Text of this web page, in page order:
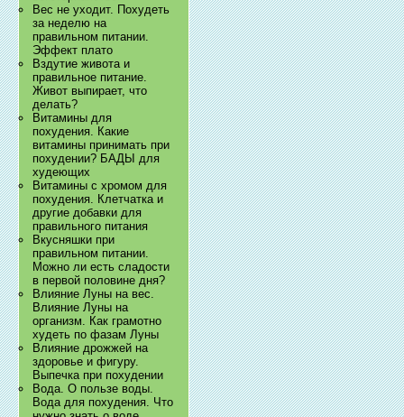
Вес не уходит. Похудеть
за неделю на
правильном питании.
Эффект плато
Вздутие живота и
правильное питание.
Живот выпирает, что
делать?
Витамины для
похудения. Какие
витамины принимать при
похудении? БАДЫ для
худеющих
Витамины с хромом для
похудения. Клетчатка и
другие добавки для
правильного питания
Вкусняшки при
правильном питании.
Можно ли есть сладости
в первой половине дня?
Влияние Луны на вес.
Влияние Луны на
организм. Как грамотно
худеть по фазам Луны
Влияние дрожжей на
здоровье и фигуру.
Выпечка при похудении
Вода. О пользе воды.
Вода для похудения. Что